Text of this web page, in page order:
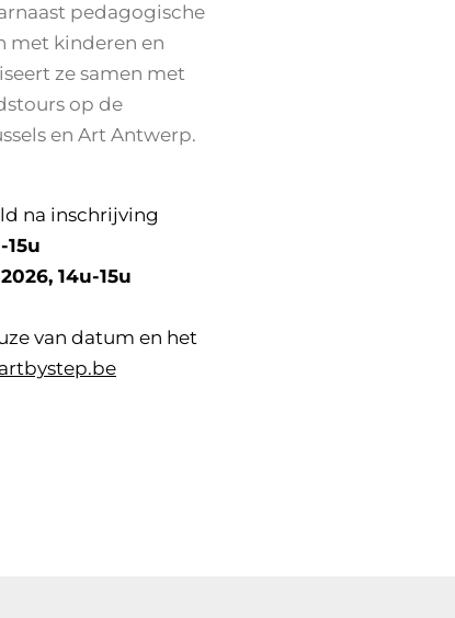
pedagogische
met kinderen en
ze samen met
op de
en Art Antwerp.
na inschrijving
15u
14u-15u
van datum en het